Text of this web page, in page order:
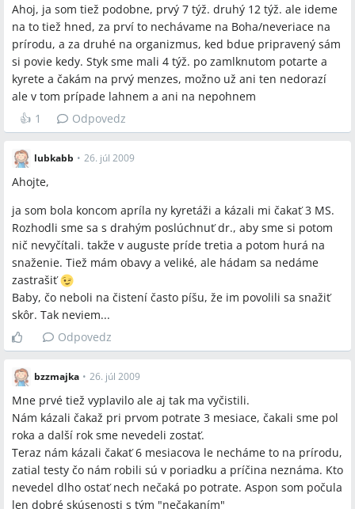
Niektorí odborníci v diskusii odporúčajú čakať 3–6 mesiacov
pred ďalším pokusom o otehotnenie, zatiaľ čo iní lekári a
ženy tvrdia, že je v poriadku snažiť sa už po 1 cykle alebo
ihneď.
Niektoré gynekologické tímy preferujú okamžitú kyretáž pri
určitých príznakoch, zatiaľ čo iní podporujú očakávaciu
(konzervatívnu) stratégiu, ak sa produkt potratu vyplavuje
sám.
Otvorené otázky
Aký je optimálny interval medzi spontánnym potratom a
nasledujúcim otehotnením pre minimalizáciu rizika
opakovaného potratu?
Má užívanie doplnkov ako Gynex alebo Femibion 800 priamy
vplyv na rýchlosť úspešného otehotnenia po potratení?
Spomenuté značky a firmy
Energy, Kramáre
Spomenuté produkty a metódy
samovoľný potrat, zamlknutý potrat, kyretáž, čistenie (kyretáž),
HCG meranie, ultrazvuk (sono), metylové injekcie, Femibion
800, Gynex, alchemilka (alchemilku), vitamíny, kyselina listová
Ahoj, ja som tiež podobne, prvý 7 týž. druhý 12 týž. ale ideme
na to tiež hned, za prví to nechávame na Boha/neveriace na
prírodu, a za druhé na organizmus, ked bdue pripravený sám
si povie kedy. Styk sme mali 4 týž. po zamlknutom potarte a
kyrete a čakám na prvý menzes, možno už ani ten nedorazí
ale v tom prípade lahnem a ani na nepohnem
👍 1 Odpovedz
lubkabb • 26. júl 2009
Ahojte,
ja som bola koncom apríla ny kyretáži a kázali mi čakať 3 MS.
Rozhodli sme sa s drahým poslúchnuť dr., aby sme si potom
nič nevyčítali. takže v auguste príde tretia a potom hurá na
snaženie. Tiež mám obavy a veliké, ale hádam sa nedáme
zastrašiť
Baby, čo neboli na čistení často píšu, že im povolili sa snažiť
skôr. Tak neviem...
Odpovedz
bzzmajka • 26. júl 2009
Mne prvé tiež vyplavilo ale aj tak ma vyčistili.
Nám kázali čakaž pri prvom potrate 3 mesiace, čakali sme pol
roka a další rok sme nevedeli zostať.
Teraz nám kázali čakať 6 mesiacova le necháme to na prírodu,
zatial testy čo nám robili sú v poriadku a príčina neznáma. Kto
nevedel dlho ostať nech nečaká po potrate. Aspon som počula
len dobré skúsenosti s tým "nečakaním"